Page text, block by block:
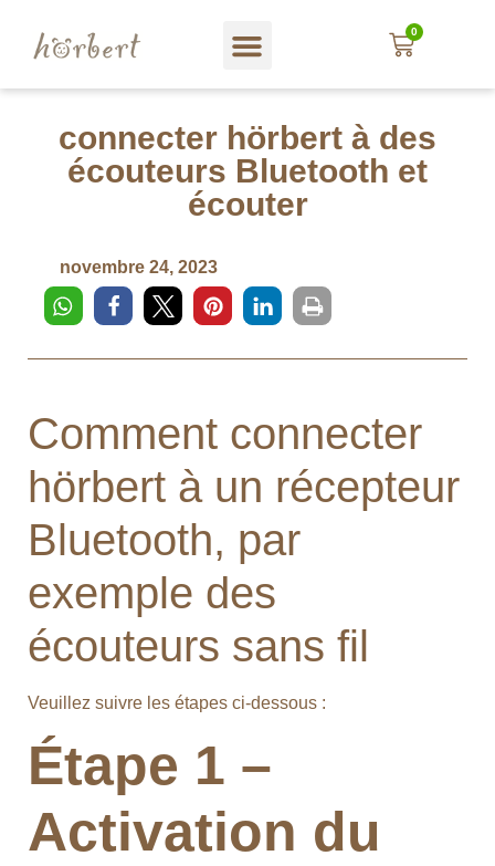
0
connecter hörbert à des
écouteurs Bluetooth et
écouter
novembre 24, 2023
Comment connecter
hörbert à un récepteur
Bluetooth, par
exemple des
écouteurs sans fil
Veuillez suivre les étapes ci-dessous :
Étape 1 –
Activation du